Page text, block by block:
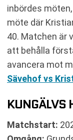
inbördes
möte där
40. Matchen är
att behålla
avancera mot
Sävehof vs
KUNGÄLVS
Matchstart: